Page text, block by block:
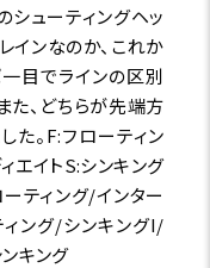
シューティングヘッ
インなのか、これか
目でラインの区別
た、どちらが先端方
た。F:フローティン
エイトS:シンキング
ティング/インター
ィング/シンキングI/
キング